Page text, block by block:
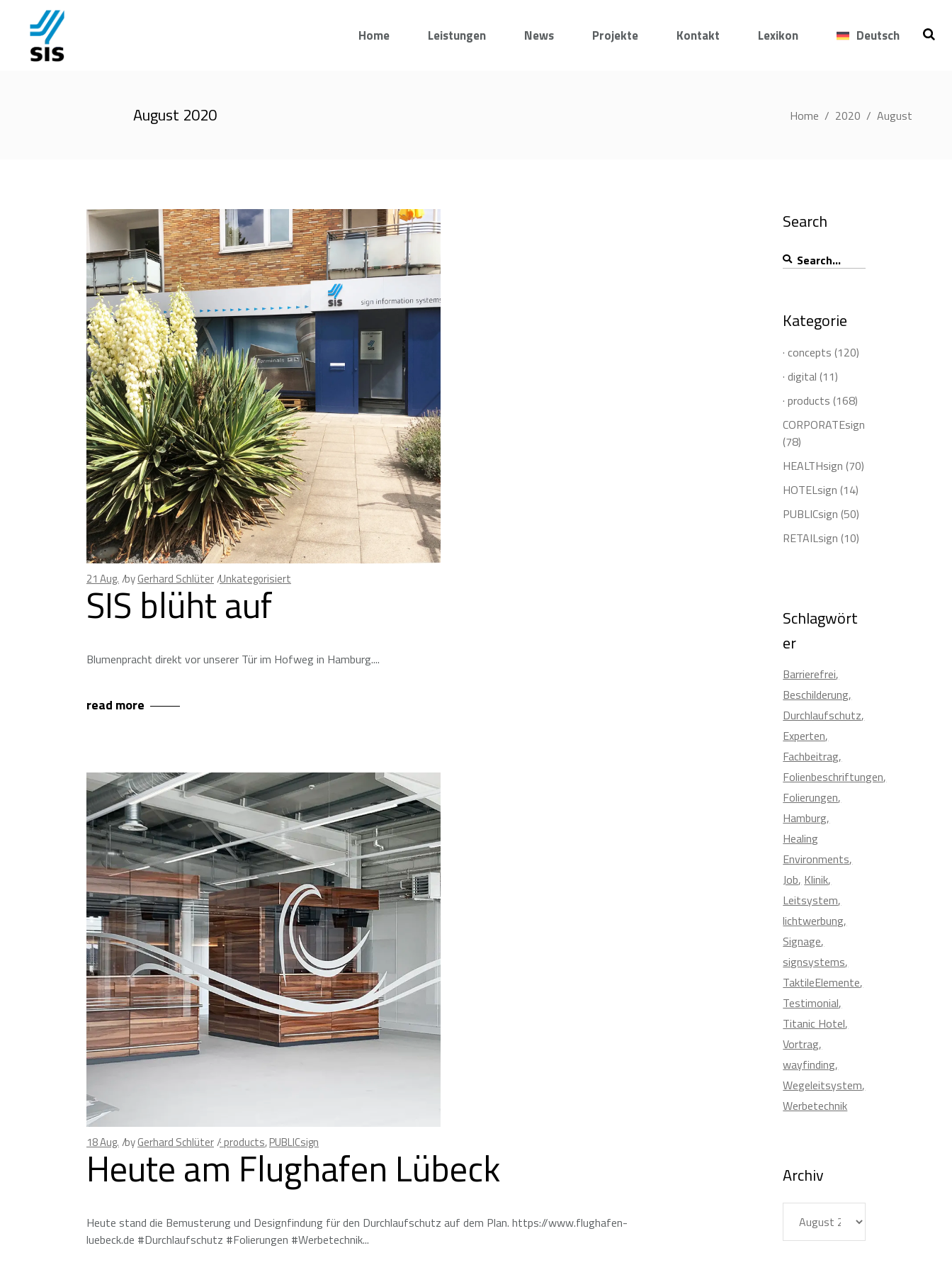
Home Leistungen News Projekte Kontakt Lexikon Deutsch
August 2020 Home / 2020 /August
21 Aug. byGerhard Schlüter Unkategorisiert
SIS blüht auf
Blumenpracht direkt vor unserer Tür im Hofweg in Hamburg.
read more
18Aug. byGerhard Schlüter · products,PUBLICsign
Heute am Flughafen Lübeck
Heute stand die Bemusterung und Designfindung für den Durchlaufschutz auf dem Plan. https://www.flughafen-
luebeck.de #Durchlaufschutz #Folierungen #Werbetechnik
Search
Search
for:
Kategorie
· concepts (120)
· digital (11)
· products (168)
CORPORATEsign
(78)
HEALTHsign (70)
HOTELsign (14)
PUBLICsign (50)
RETAILsign (10)
Schlagwört
er
Barrierefrei
Beschilderung
Durchlaufschutz
Experten
Fachbeitrag
Folienbeschriftungen
Folierungen
Hamburg
Healing
Environments
Job Klinik
Leitsystem
lichtwerbung
Signage
signsystems
TaktileElemente
Testimonial
Titanic Hotel
Vortrag
wayfinding
Wegeleitsystem
Werbetechnik
Archiv